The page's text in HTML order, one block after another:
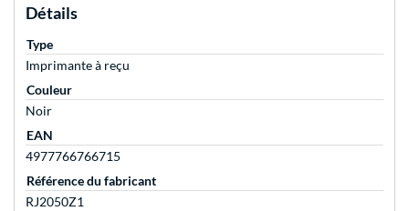
Détails
Type
Imprimante à reçu
Couleur
Noir
EAN
4977766766715
Référence du fabricant
RJ2050Z1